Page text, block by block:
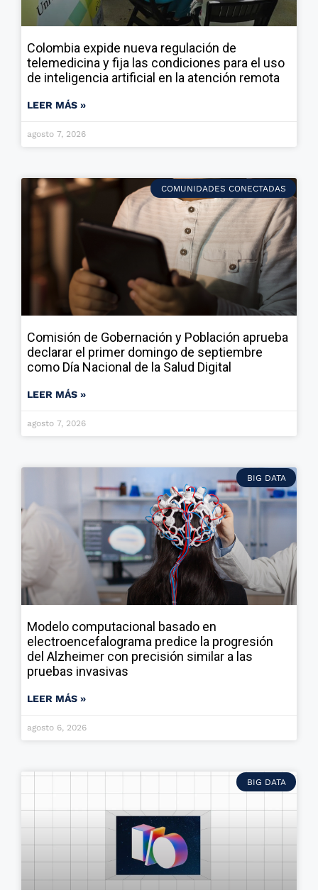
Colombia expide nueva regulación de
telemedicina y fija las condiciones para el uso
de inteligencia artificial en la atención remota
LEER MÁS »
agosto 7, 2026
COMUNIDADES CONECTADAS
Comisión de Gobernación y Población aprueba
declarar el primer domingo de septiembre
como Día Nacional de la Salud Digital
LEER MÁS »
agosto 7, 2026
BIG DATA
Modelo computacional basado en
electroencefalograma predice la progresión
del Alzheimer con precisión similar a las
pruebas invasivas
LEER MÁS »
agosto 6, 2026
BIG DATA